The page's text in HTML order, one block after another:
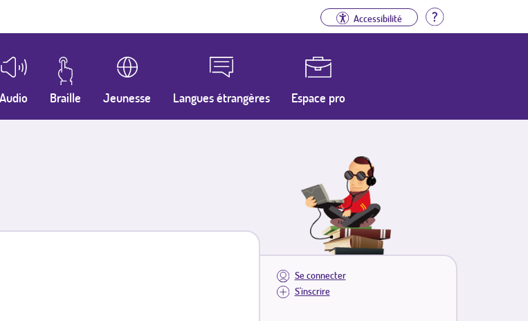
Accessibilité Aide
Audio Braille Jeunesse Langues étrangères Espace pro
Se connecter
S'inscrire